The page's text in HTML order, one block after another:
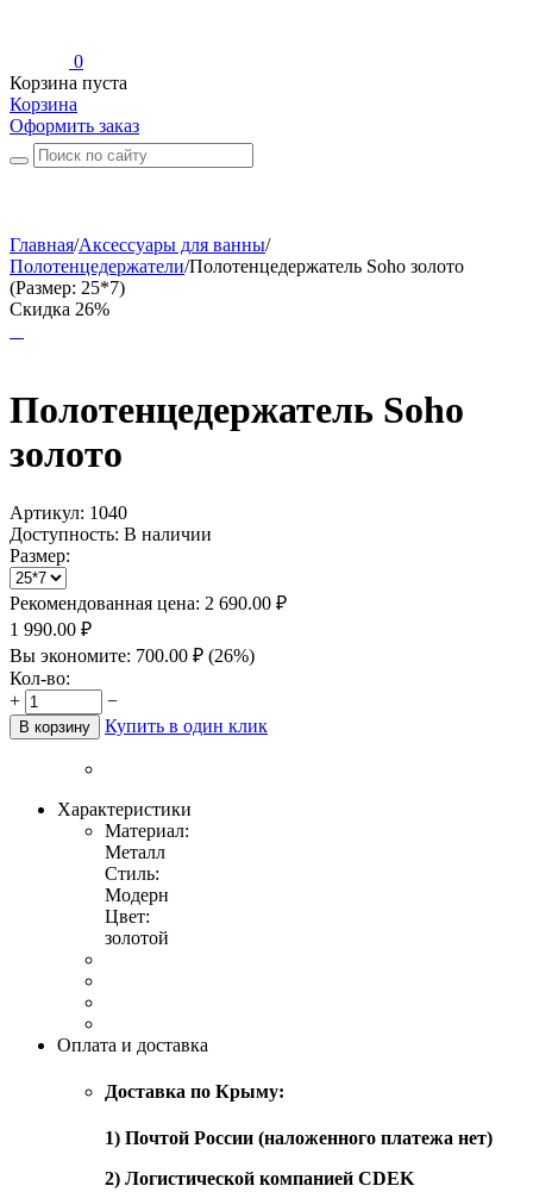
0
Корзина пуста
Корзина
Оформить заказ
Главная/Аксессуары для ванны/
Полотенцедержатели/Полотенцедержатель Soho золото
(Размер: 25*7)
Скидка 26%
Полотенцедержатель Soho
золото
Артикул: 1040
Доступность: В наличии
Размер:
Рекомендованная цена: 2 690.00 ₽
1 990.00 ₽
Вы экономите: 700.00 ₽ (26%)
Кол-во:
+
−
В корзину Купить в один клик
Характеристики
Материал:
Металл
Стиль:
Модерн
Цвет:
золотой
Оплата и доставка
Доставка по Крыму:
1) Почтой России (наложенного платежа нет)
2) Логистической компанией CDEK